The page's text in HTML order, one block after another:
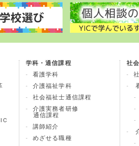
学科・通信課程
看護学科
介護福祉学科
社会福祉士通信課程
介護実務者研修
通信課程
講師紹介
めざせる職種
社